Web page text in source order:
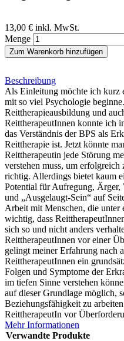
13,00 € inkl. MwSt.
Menge
Zum Warenkorb hinzufügen
Beschreibung
Als Einleitung möchte ich kurz
mit so viel Psychologie
Reittherapieausbildung und
ReittherapeutInnen konnte ich
das Verständnis der BPS als
Reittherapie ist. Jetzt könnte
Reittherapeutin jede Störung
verstehen muss, um
richtig. Allerdings bietet kaum
Potential für Aufregung,
und „Ausgelaugt-Sein“ auf
Arbeit mit Menschen, die unter
wichtig, dass
sich so und nicht anders
ReittherapeutInnen vor einer
gelingt meiner Erfahrung nach
ReittherapeutInnen ein
Folgen und Symptome der
im tiefen Sinne verstehen
auf dieser Grundlage möglich,
Beziehungsfähigkeit zu
ReittherapeutIn vor
Mehr Informationen
Verwandte Produkte